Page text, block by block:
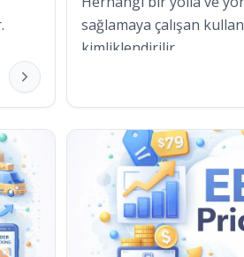
sağlamaya çalışan
kimliklendirilir.